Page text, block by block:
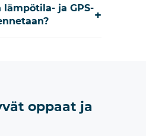
ja GPS-+
oppaat ja